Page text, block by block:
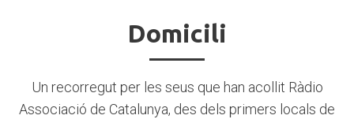
Domicili
Un recorregut per les seus que han acollit Ràdio
Associació de Catalunya, des dels primers locals de